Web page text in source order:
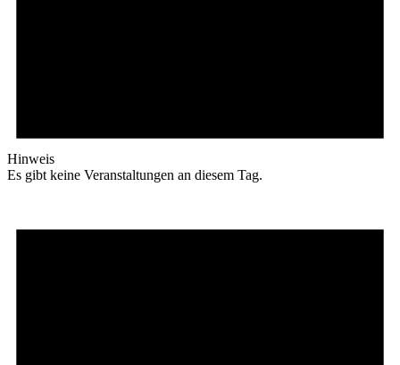
Hinweis
Es gibt keine Veranstaltungen an diesem Tag.